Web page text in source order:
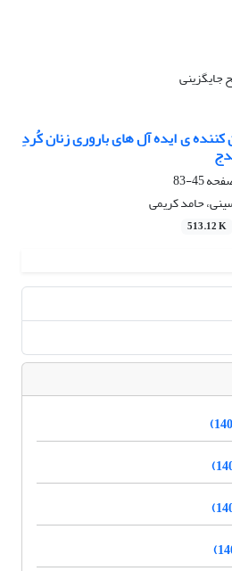
جایگزینی
ی ایده آل های باروری زنان کُردِ
45-83
حامد کریمی
513.12 K